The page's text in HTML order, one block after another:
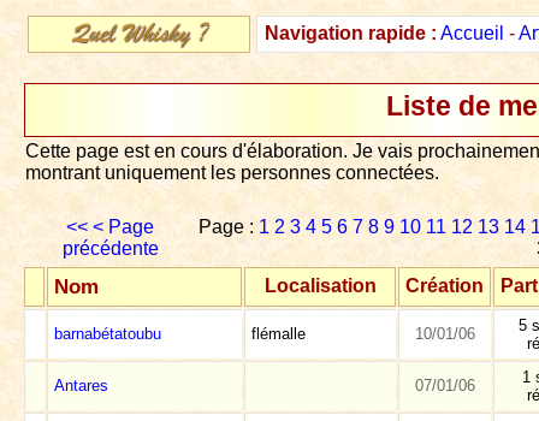
Navigation rapide : Accueil -
Liste de
Cette page est en cours d'élaboration. Je vais
montrant uniquement les personnes connectées.
<< < Page
précédente
Page : 1 2 3 4 5 6 7 8 9 10 11 12 13 14
Nom Localisation Création
barnabétatoubu flémalle 10/01/06
5
Antares 07/01/06
1